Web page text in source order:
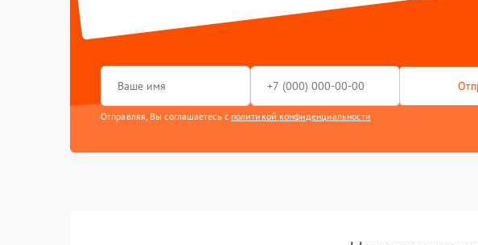
Отправляя, Вы соглашаетесь с политикой конфиденциальности